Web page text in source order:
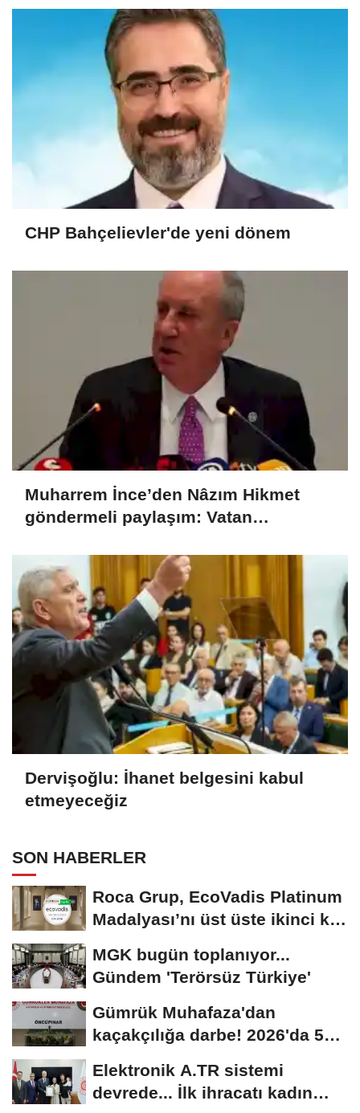
CHP Bahçelievler'de yeni dönem
Muharrem İnce’den Nâzım Hikmet
göndermeli paylaşım: Vatan
Dervişoğlu: İhanet belgesini kabul
etmeyeceğiz
SON HABERLER
Roca Grup, EcoVadis Platinum
Madalyası’nı üst üste ikinci kez
MGK bugün toplanıyor...
Gündem 'Terörsüz Türkiye'
Gümrük Muhafaza'dan
kaçakçılığa darbe! 2026'da 58
Elektronik A.TR sistemi
devrede... İlk ihracatı kadın